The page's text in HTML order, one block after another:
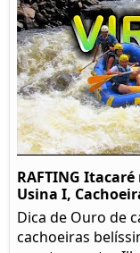
RAFTING
Usina I,
Dica de Ouro de
cachoeiras